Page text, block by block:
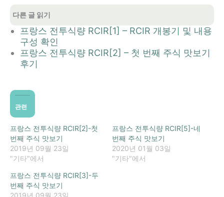
다른 글 읽기
프랑스 전투식량 RCIR[1] – RCIR 개봉기 및 내용
구성 확인
프랑스 전투식량 RCIR[2] – 첫 번째 주식 맛보기
후기
관련
프랑스 전투식량 RCIR[2]-첫
번째 주식 맛보기
2019년 09월 23일
"기타"에서
프랑스 전투식량 RCIR[5]-네
번째 주식 맛보기
2020년 01월 03일
"기타"에서
프랑스 전투식량 RCIR[3]-두
번째 주식 맛보기
2019년 09월 23일